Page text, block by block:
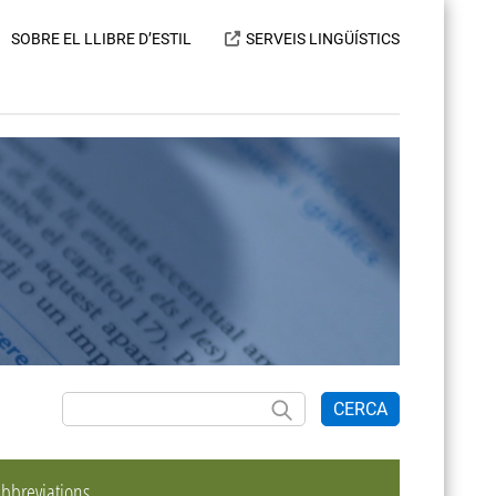
SOBRE EL LLIBRE D’ESTIL SERVEIS LINGÜÍSTICS
CERCA